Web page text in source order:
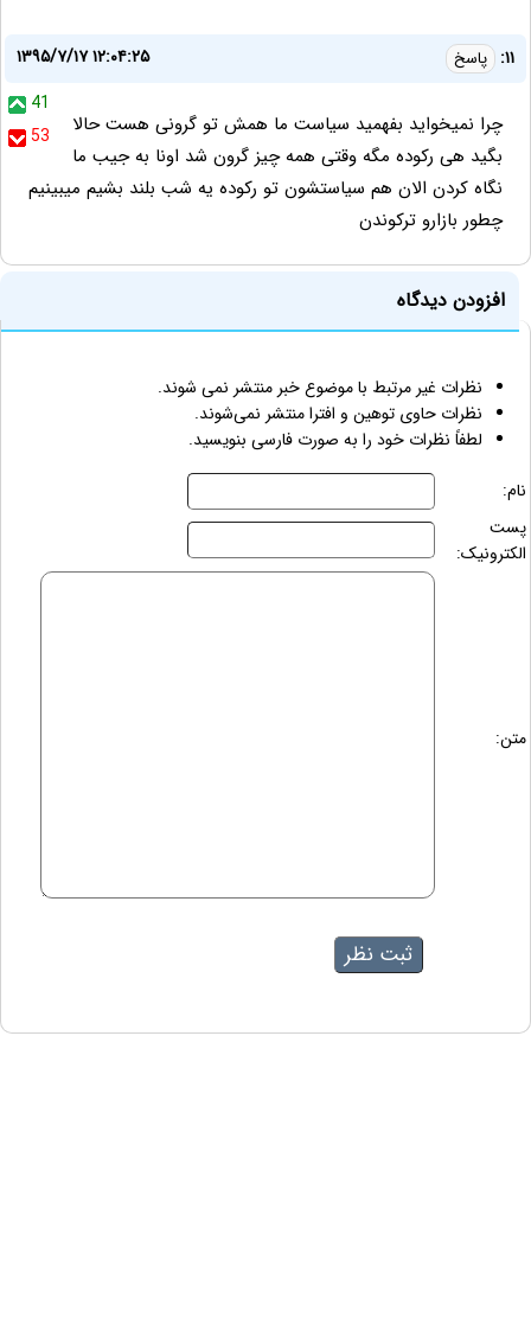
۱۱: پاسخ
۱۳۹۵/۷/۱۷ ۱۲:۰۴:۲۵
41
53
چرا نمیخواید بفهمید سیاست ما همش تو گرونی هست حالا
بگید هی رکوده مگه وقتی همه چیز گرون شد اونا به جیب ما
نگاه کردن الان هم سیاستشون تو رکوده یه شب بلند بشیم میبینیم
چطور بازارو ترکوندن
افزودن دیدگاه
نظرات غیر مرتبط با موضوع خبر منتشر نمی شوند.
نظرات حاوی توهین و افترا منتشر نمی‌شوند.
لطفاً نظرات خود را به صورت فارسی بنویسید.
نام:
پست
الکترونیک:
متن: